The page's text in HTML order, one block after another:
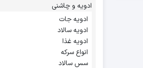
ادویه و چاشنی
ادویه جات
ادویه سالاد
ادویه غذا
انواع سرکه
سس سالاد